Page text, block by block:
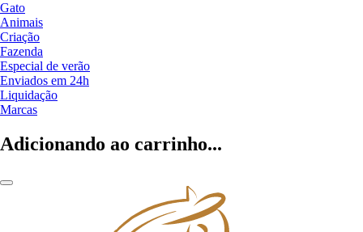
Gato
Animais
Criação
Fazenda
Especial de verão
Enviados em 24h
Liquidação
Marcas
Adicionando ao carrinho...